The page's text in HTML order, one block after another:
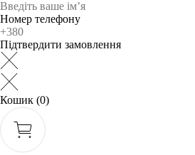
Номер телефону
Підтвердити замовлення
Кошик (0)